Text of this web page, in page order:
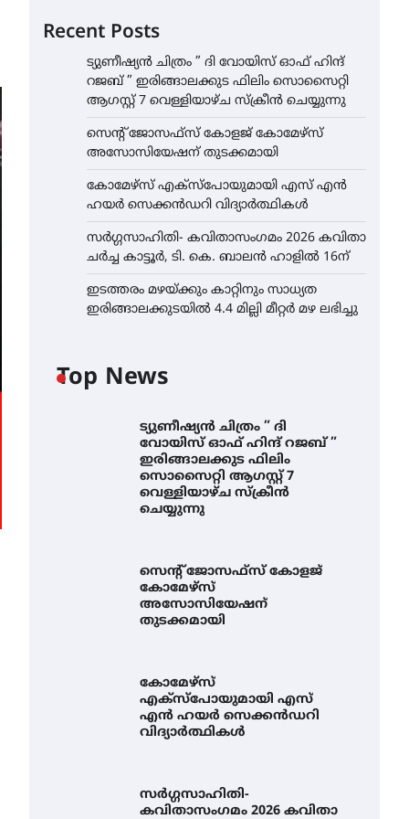
Recent Posts
ട്യുണീഷ്യൻ ചിത്രം ” ദി വോയിസ് ഓഫ് ഹിന്ദ്
റജബ് ” ഇരിങ്ങാലക്കുട ഫിലിം സൊസൈറ്റി
ആഗസ്റ്റ് 7 വെള്ളിയാഴ്ച സ്‌ക്രീൻ ചെയ്യുന്നു
സെന്റ് ജോസഫ്സ് കോളജ് കോമേഴ്‌സ്
അസോസിയേഷന് തുടക്കമായി
കോമേഴ്സ് എക്സ്പോയുമായി എസ് എൻ
ഹയർ സെക്കൻഡറി വിദ്യാർത്ഥികൾ
സർഗ്ഗസാഹിതി- കവിതാസംഗമം 2026 കവിതാ
ചർച്ച കാട്ടൂർ, ടി. കെ. ബാലൻ ഹാളിൽ 16ന്
ഇടത്തരം മഴയ്ക്കും കാറ്റിനും സാധ്യത
ഇരിങ്ങാലക്കുടയിൽ 4.4 മില്ലി മീറ്റർ മഴ ലഭിച്ചു
Top News
ട്യുണീഷ്യൻ ചിത്രം ” ദി
വോയിസ് ഓഫ് ഹിന്ദ് റജബ് ”
ഇരിങ്ങാലക്കുട ഫിലിം
സൊസൈറ്റി ആഗസ്റ്റ് 7
വെള്ളിയാഴ്ച സ്‌ക്രീൻ
ചെയ്യുന്നു
സെന്റ് ജോസഫ്സ് കോളജ്
കോമേഴ്‌സ്
അസോസിയേഷന്
തുടക്കമായി
കോമേഴ്സ്
എക്സ്പോയുമായി എസ്
എൻ ഹയർ സെക്കൻഡറി
വിദ്യാർത്ഥികൾ
സർഗ്ഗസാഹിതി-
കവിതാസംഗമം 2026 കവിതാ